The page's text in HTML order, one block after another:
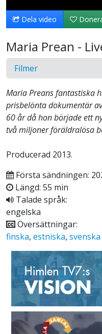
Dela video
Maria Prean -
Filmer
Maria Preans fantastiska
prisbelönta dokumentär
60 år då hon började ett
två miljoner föräldralösa
Producerad 2013.
Första sändningen:
Längd: 55 min
Talade språk:
engelska
Översättningar:
finska, estniska, svenska